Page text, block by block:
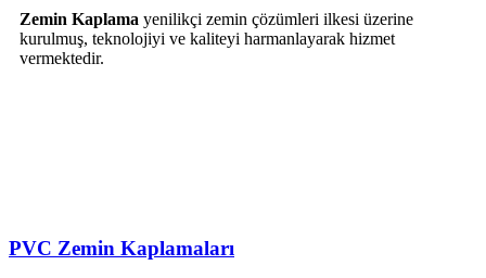
Zemin Kaplama yenilikçi zemin çözümleri ilkesi üzerine
kurulmuş, teknolojiyi ve kaliteyi harmanlayarak hizmet
vermektedir.
PVC Zemin Kaplamaları